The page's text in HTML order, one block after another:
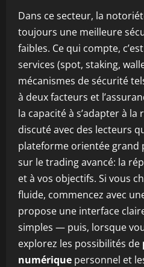
Dans ce secteur, la
toujours une meilleure
faibles. Ce qui compte,
services (spot, staking,
mécanismes de sécurité
à deux facteurs et
la capacité à s’adapter à la
discuté avec des lecteurs
plateforme orientée grand
sur le trading avancé: la
et à vos objectifs. Si vous
fluide, commencez avec
propose une interface
simples — puis, lorsque
explorez les possibilités de
numérique personnel et